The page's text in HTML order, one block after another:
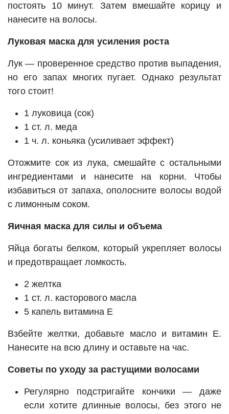
постоять 10 минут. Затем вмешайте корицу и
нанесите на волосы.
Луковая маска для усиления роста
Лук — проверенное средство против выпадения,
но его запах многих пугает. Однако результат
того стоит!
1 луковица (сок)
1 ст. л. меда
1 ч. л. коньяка (усиливает эффект)
Отожмите сок из лука, смешайте с остальными
ингредиентами и нанесите на корни. Чтобы
избавиться от запаха, ополосните волосы водой
с лимонным соком.
Яичная маска для силы и объема
Яйца богаты белком, который укрепляет волосы
и предотвращает ломкость.
2 желтка
1 ст. л. касторового масла
5 капель витамина Е
Взбейте желтки, добавьте масло и витамин Е.
Нанесите на всю длину и оставьте на час.
Советы по уходу за растущими волосами
Регулярно подстригайте кончики — даже
если хотите длинные волосы, без этого не